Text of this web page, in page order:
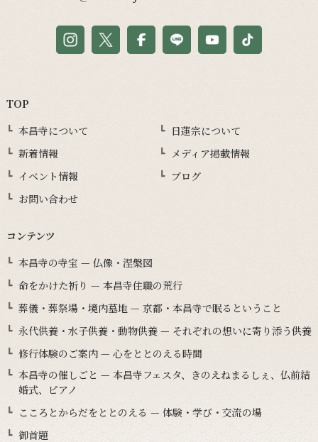
TOP
本昌寺について
日蓮宗について
新着情報
メディア掲載情報
イベント情報
ブログ
お問い合わせ
コンテンツ
本昌寺の寺宝 — 仏像・涅槃図
命をかけた祈り — 本昌寺住職の荒行
葬儀・葬祭場・境内墓地 — 京都・本昌寺で眠るということ
永代供養・水子供養・動物供養 — それぞれの想いに寄り添う供養
修行体験のご案内 — 心をととのえる時間
本昌寺の催しごと — 本昌寺フェスタ、きのえねまるしぇ、仏前結
婚式、ピアノ
こころとからだをととのえる — 体験・学び・交流の場
御首題